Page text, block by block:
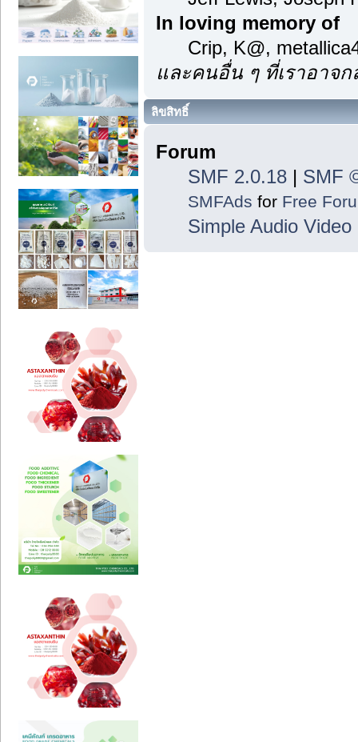
In loving memory of
Crip, K@,
และคนอื่น ๆ ที่เราอาจ
ลิขสิทธิ์
Forum
SMF 2.0.18| SMF
SMFAds for Free
Simple Audio